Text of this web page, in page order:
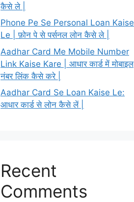
कैसे ले |
Phone Pe Se Personal Loan Kaise
Le | फ़ोन पे से पर्सनल लोन कैसे ले |
Aadhar Card Me Mobile Number
Link Kaise Kare | आधार कार्ड में मोबाइल
नंबर लिंक कैसे करे |
Aadhar Card Se Loan Kaise Le:
आधार कार्ड से लोन कैसे लें |
Recent
Comments